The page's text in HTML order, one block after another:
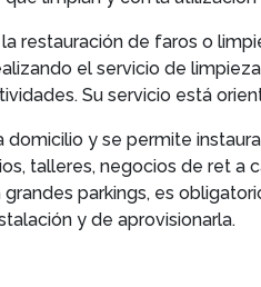
restauración de faros o
el servicio de
Su servicio está
y se permite
talleres, negocios de ret
parkings, es
y de aprovisionarla.